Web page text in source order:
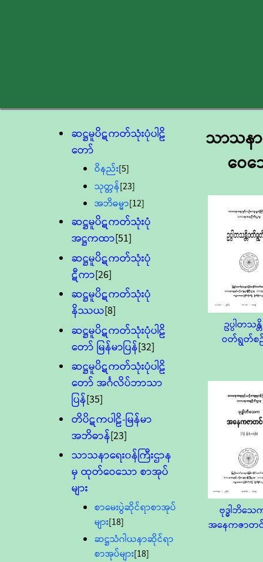
ဆဋ္ဌမူပိဋကတ်သုံးပုံပါဠိ
တော်
ဝိနည်း[5]
သုတ္တန်[23]
အဘိဓမ္မာ[12]
ဆဋ္ဌမူပိဋကတ်သုံးပုံ
အဋ္ဌကထာ[51]
ဆဋ္ဌမူပိဋကတ်သုံးပုံ
ဋီကာ[26]
ဆဋ္ဌမူပိဋကတ်သုံးပုံ
နိဿယ[8]
ဆဋ္ဌမူပိဋကတ်သုံးပုံပါဠိ
တော် မြန်မာပြန်[32]
ဆဋ္ဌမူပိဋကတ်သုံးပုံပါဠိ
တော် အင်္ဂလိပ်ဘာသာ
ပြန်[35]
တိပိဋကပါဠိ-မြန်မာ
အဘိဓာန်[23]
သာသနာရေး၀န်ကြီးဌာန
မှ ထုတ်ဝေသော စာအုပ်
များ
စာမေးပွဲဆိုင်ရာစာအုပ်
များ[18]
ဆဋ္ဌသံဂါယနာဆိုင်ရာ
စာအုပ်များ[18]
သာသနာ
ဝေသ
ဥပ္ပါတသန္တိ
ဝတ်ရွတ်စ
ဗုဒ္ဓါဘိသ
အနေကဇာတင်